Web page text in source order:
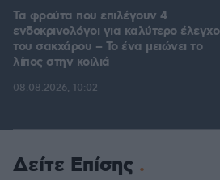
Τα φρούτα που επιλέγουν 4
ενδοκρινολόγοι για καλύτερο έλεγχο
του σακχάρου – Το ένα μειώνει το
λίπος στην κοιλιά
08.08.2026, 10:02
Δείτε Επίσης